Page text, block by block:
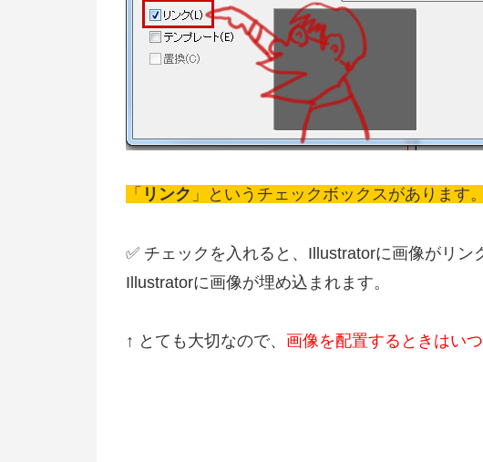
「 リンク 」というチェックボックスがあります。
✅ チェックを入れると、Illustratorに画像がリン
Illustratorに画像が埋め込まれます。
↑ とても大切なので、 画像を配置するときはい